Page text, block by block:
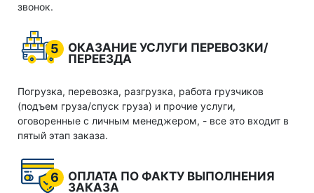
звонок.
5
ОКАЗАНИЕ УСЛУГИ ПЕРЕВОЗКИ/
ПЕРЕЕЗДА
Погрузка, перевозка, разгрузка, работа грузчиков
(подъем груза/спуск груза) и прочие услуги,
оговоренные с личным менеджером, - все это входит в
пятый этап заказа.
6
ОПЛАТА ПО ФАКТУ ВЫПОЛНЕНИЯ
ЗАКАЗА